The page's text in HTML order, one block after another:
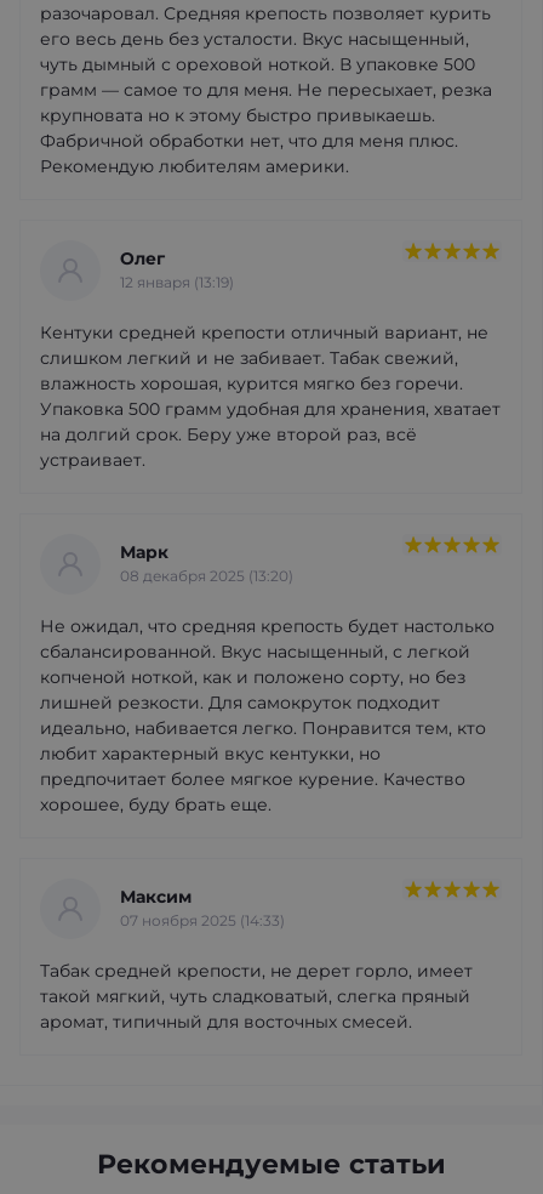
разочаровал. Средняя крепость позволяет курить
его весь день без усталости. Вкус насыщенный,
чуть дымный с ореховой ноткой. В упаковке 500
грамм — самое то для меня. Не пересыхает, резка
крупновата но к этому быстро привыкаешь.
Фабричной обработки нет, что для меня плюс.
Рекомендую любителям америки.
Олег
12 января (13:19)
Кентуки средней крепости отличный вариант, не
слишком легкий и не забивает. Табак свежий,
влажность хорошая, курится мягко без горечи.
Упаковка 500 грамм удобная для хранения, хватает
на долгий срок. Беру уже второй раз, всё
устраивает.
Марк
08 декабря 2025 (13:20)
Не ожидал, что средняя крепость будет настолько
сбалансированной. Вкус насыщенный, с легкой
копченой ноткой, как и положено сорту, но без
лишней резкости. Для самокруток подходит
идеально, набивается легко. Понравится тем, кто
любит характерный вкус кентукки, но
предпочитает более мягкое курение. Качество
хорошее, буду брать еще.
Максим
07 ноября 2025 (14:33)
Табак средней крепости, не дерет горло, имеет
такой мягкий, чуть сладковатый, слегка пряный
аромат, типичный для восточных смесей.
Рекомендуемые статьи